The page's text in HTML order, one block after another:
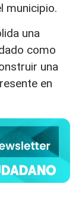
municipio.
una
como
una
en